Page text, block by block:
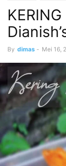
By dimas - Mei 16,